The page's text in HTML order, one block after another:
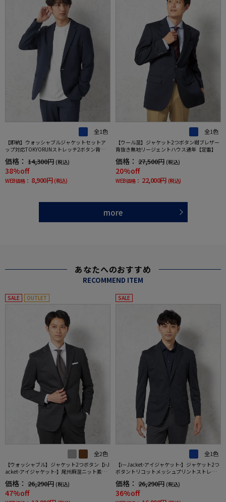
全1色
【即納】ウォッシャブルジャケットセットア
ップ対応TOKYORUNストレッチ2ボタン背抜き
価格： 14,300円 (税込)
38%off
WEB価格： 8,900円 (税込)
全1色
【ウール混】ジャケット2つボタン紺ブレザー
背抜き無地リージェントハウス通年【定番】
価格： 27,500円 (税込)
20%off
WEB価格： 22,000円 (税込)
more
あなたへのおすすめ
RECOMMEND ITEM
SALE OUTLET
全2色
【ウォッシャブル】ジャケット2つボタン【i-J
acket-アイジャケット-】尾州麻混ニット素材
価格： 26,290円 (税込)
47%off
SALE
全1色
【i－Jacket-アイジャケット-】ジャケット2つ
ボタントリコットメッシュプリントストレッ
価格： 26,290円 (税込)
36%off